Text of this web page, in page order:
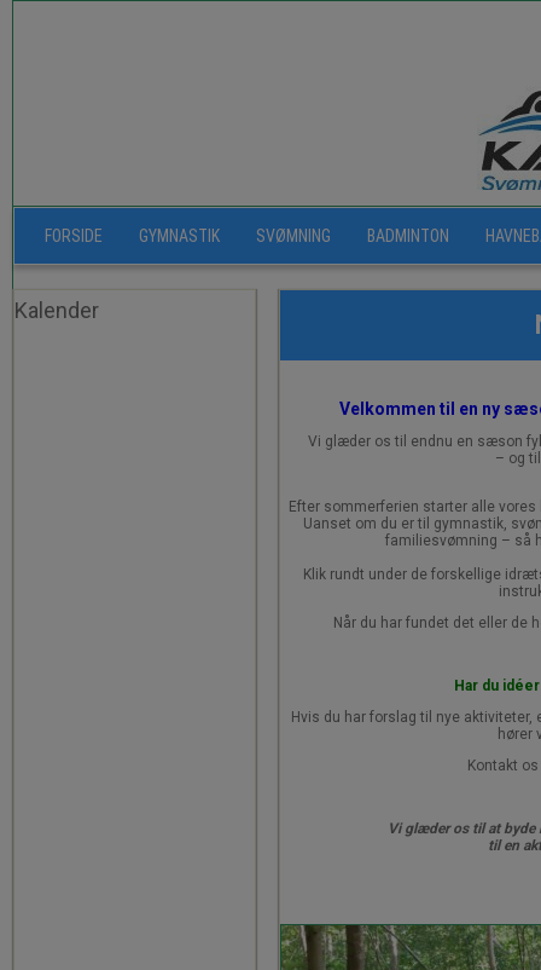
FORSIDE GYMNASTIK SVØMNING BADMINTON
Kalender
Velkommen til en ny
Vi glæder os til endnu en sæson
– og
Efter sommerferien starter alle
Uanset om du er til gymnastik,
familiesvømning – så
Klik rundt under de forskellige
Når du har fundet det eller de
Har du
Hvis du har forslag til nye
hører
Kontakt
Vi glæder os til at byde
til en